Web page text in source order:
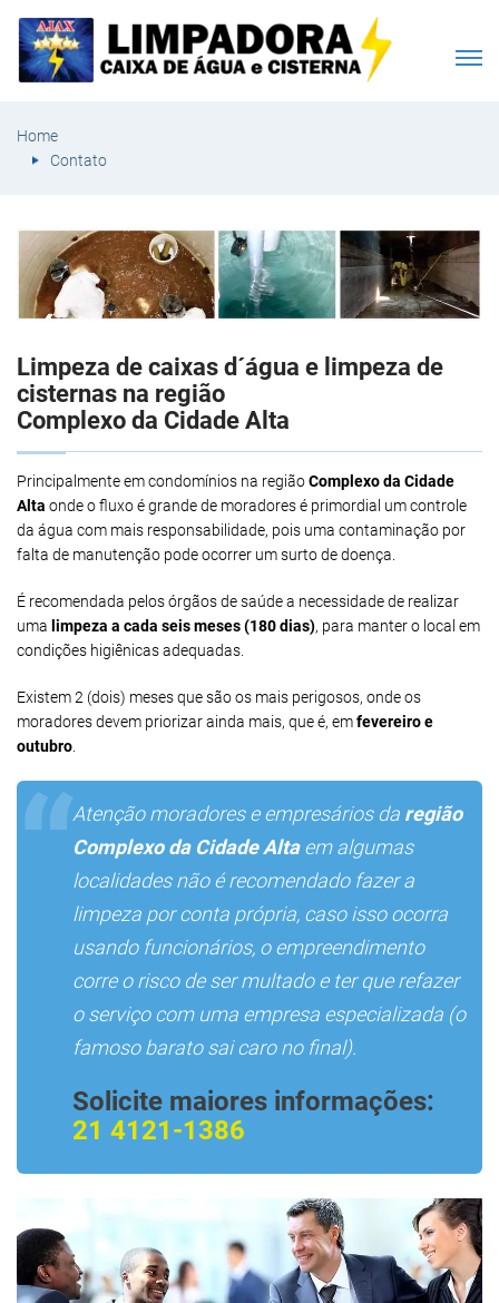
Home
Contato
Limpeza de caixas d´água e limpeza de
cisternas na região
Complexo da Cidade Alta
Principalmente em condomínios na regiãoComplexo da Cidade
Alta onde o fluxo é grande de moradores é primordial um controle
da água com mais responsabilidade, pois uma contaminação por
falta de manutenção pode ocorrer um surto de doença.
É recomendada pelos órgãos de saúde a necessidade de realizar
uma limpeza a cada seis meses (180 dias), para manter o local em
condições higiênicas adequadas.
Existem 2 (dois) meses que são os mais perigosos, onde os
moradores devem priorizar ainda mais, que é, emfevereiro e
outubro
Atenção moradores e empresários da região
Complexo da Cidade Altaem algumas
localidades não é recomendado fazer a
limpeza por conta própria, caso isso ocorra
usando funcionários, o empreendimento
corre o risco de ser multado e ter que refazer
o serviço com uma empresa especializada (o
famoso barato sai caro no final).
Solicite maiores informações:
21 4121-1386